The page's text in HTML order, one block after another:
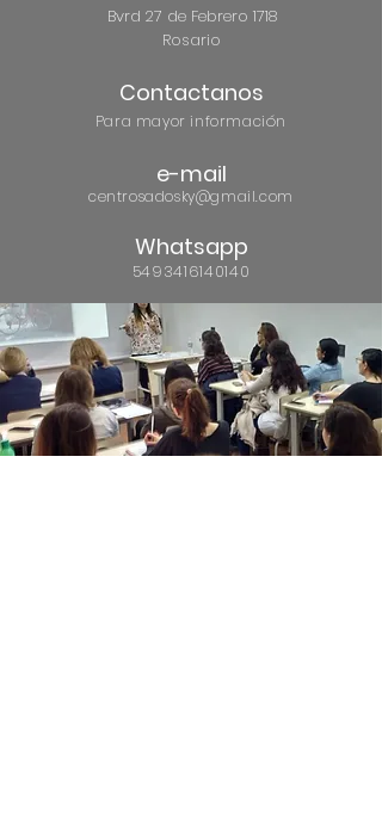
Bvrd 27 de Febrero 1718
Rosario
Contactanos
Para mayor información
e-mail
centrosadosky@gmail.com
Whatsapp
5493416140140